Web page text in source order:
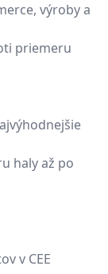
výroby a
priemeru
haly až po
v CEE